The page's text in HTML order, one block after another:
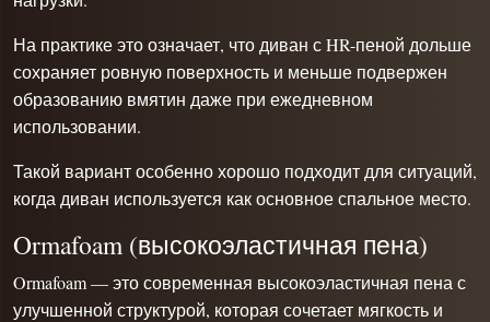
На практике это означает, что диван с HR-пеной дольше
сохраняет ровную поверхность и меньше подвержен
образованию вмятин даже при ежедневном
использовании.
Такой вариант особенно хорошо подходит для ситуаций,
когда диван используется как основное спальное место.
Ormafoam (высокоэластичная пена)
Ormafoam — это современная высокоэластичная пена с
улучшенной структурой, которая сочетает мягкость и